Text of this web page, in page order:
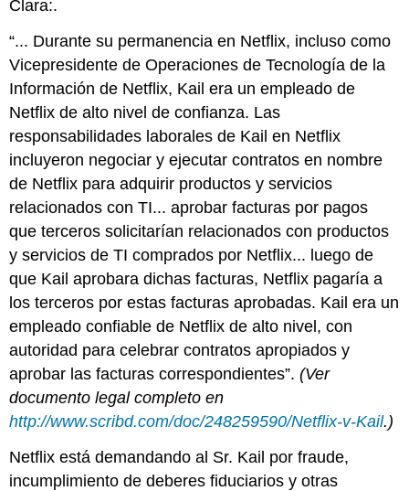
tecnología?
Clara:.
“... Durante su permanencia en Netflix, incluso como
Vicepresidente de Operaciones de Tecnología de la
Información de Netflix, Kail era un empleado de
Netflix de alto nivel de confianza. Las
responsabilidades laborales de Kail en Netflix
incluyeron negociar y ejecutar contratos en nombre
de Netflix para adquirir productos y servicios
relacionados con TI... aprobar facturas por pagos
que terceros solicitarían relacionados con productos
y servicios de TI comprados por Netflix... luego de
que Kail aprobara dichas facturas, Netflix pagaría a
los terceros por estas facturas aprobadas. Kail era un
empleado confiable de Netflix de alto nivel, con
autoridad para celebrar contratos apropiados y
aprobar las facturas correspondientes”.(Ver
documento legal completo en
http://www.scribd.com/doc/248259590/Netflix-v-Kail.)
Netflix está demandando al Sr. Kail por fraude,
incumplimiento de deberes fiduciarios y otras